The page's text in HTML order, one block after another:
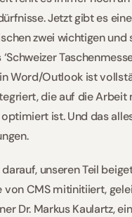
Jetzt gibt es
zwei wichtigen und
‘Schweizer
Word/Outlook ist
die auf die Arbeit
ist. Und das
unseren Teil
von CMS mitinitiiert,
Dr. Markus Kaulartz,